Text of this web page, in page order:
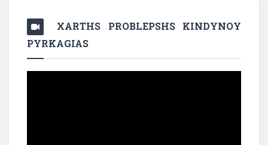
XARTHS PROBLEPSHS KINDYNOY
PYRKAGIAS